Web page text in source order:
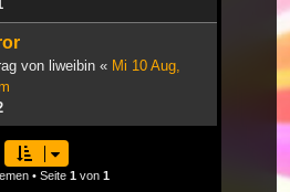
von liweibin « Mi 10 Aug,
• Seite 1 von 1